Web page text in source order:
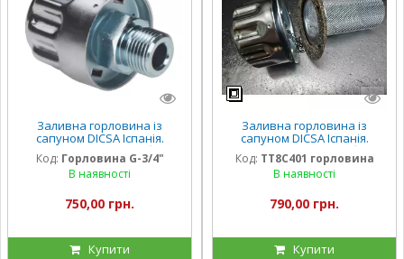
Заливна горловина із
сапуном DICSA Іспанія.
Діаметр — 48 мм, глибина
сітки — 91 мм. 40 Мікрон
Код: Горловина G-3/4"
В наявності
750,00 грн.
Купити
Заливна горловина із
сапуном DICSA Іспанія.
Діаметр — 48 мм, глибина
сітки — 91 мм. 40 Мікрон
Код: TT8C401 горловина
В наявності
790,00 грн.
Купити